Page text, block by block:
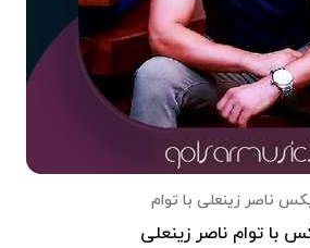
ناصر زینعلی با توام
با توام ناصر زینعلی